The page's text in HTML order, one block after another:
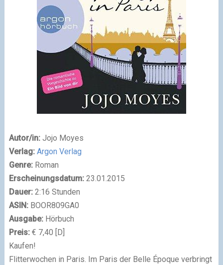
Autor/in: Jojo Moyes
Verlag: Argon Verlag
Genre:Roman
Erscheinungsdatum:23.01.2015
Dauer:2:16 Stunden
ASIN:BOOR809GA0
Ausgabe:Hörbuch
Preis:€ 7,40 [D]
Kaufen!
Flitterwochen in Paris. Im Paris der Belle Époque verbringt